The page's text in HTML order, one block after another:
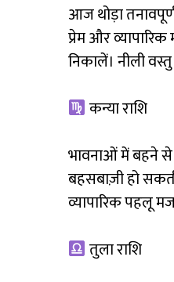
आज थोड़ा
प्रेम और
निकालें। नीली
कन्या राशि
भावनाओं में बहने से
बहसबाज़ी हो
व्यापारिक पहलू
तुला राशि